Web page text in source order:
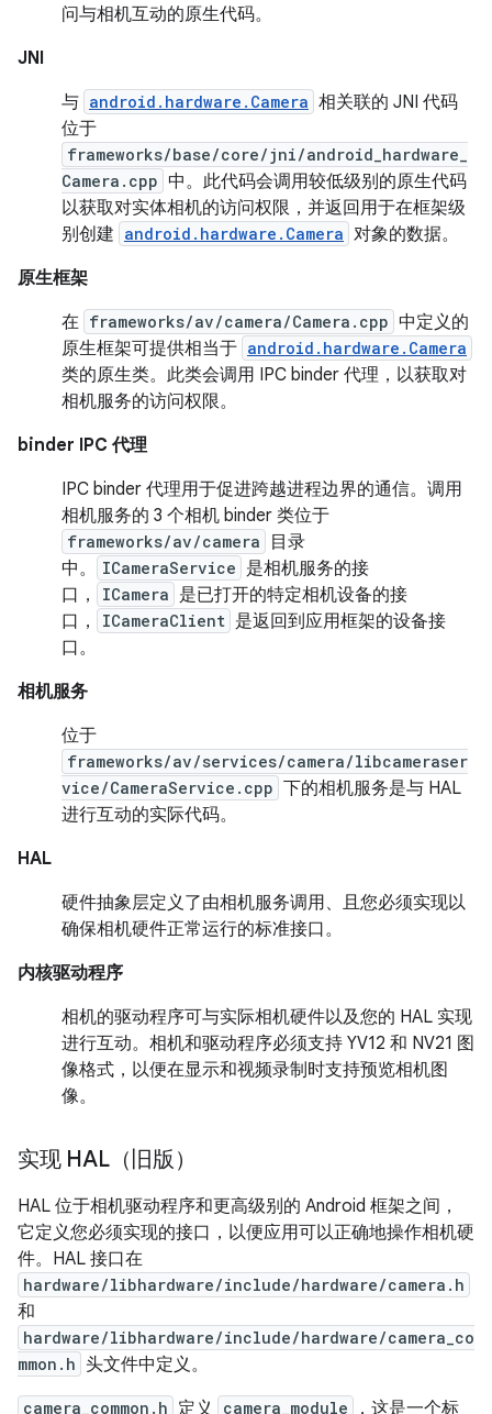
问与相机互动的原生代码。
JNI
与 android.hardware.Camera 相关联的 JNI 代码
位于
frameworks/base/core/jni/android_hardware_
Camera.cpp 中。此代码会调用较低级别的原生代码
以获取对实体相机的访问权限，并返回用于在框架级
别创建 android.hardware.Camera 对象的数据。
原生框架
在 frameworks/av/camera/Camera.cpp 中定义的
原生框架可提供相当于 android.hardware.Camera
类的原生类。此类会调用 IPC binder 代理，以获取对
相机服务的访问权限。
binder IPC 代理
IPC binder 代理用于促进跨越进程边界的通信。调用
相机服务的 3 个相机 binder 类位于
frameworks/av/camera
目录
中。
ICameraService 是相机服务的接
口，
ICamera 是已打开的特定相机设备的接
口，
ICameraClient 是返回到应用框架的设备接
口。
相机服务
位于
frameworks/av/services/camera/libcameraser
vice/CameraService.cpp 下的相机服务是与 HAL
进行互动的实际代码。
HAL
硬件抽象层定义了由相机服务调用、且您必须实现以
确保相机硬件正常运行的标准接口。
内核驱动程序
相机的驱动程序可与实际相机硬件以及您的 HAL 实现
进行互动。相机和驱动程序必须支持 YV12 和 NV21 图
像格式，以便在显示和视频录制时支持预览相机图
像。
实现 HAL（旧版）
HAL 位于相机驱动程序和更高级别的 Android 框架之间，
它定义您必须实现的接口，以便应用可以正确地操作相机硬
件。HAL 接口在
hardware/libhardware/include/hardware/camera.h
和
hardware/libhardware/include/hardware/camera_co
mmon.h 头文件中定义。
camera_common.h 定义 camera_module ，这是一个标